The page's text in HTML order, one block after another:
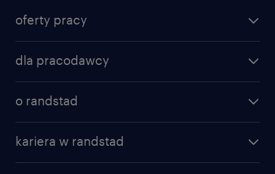
oferty pracy
dla pracodawcy
o randstad
kariera w randstad